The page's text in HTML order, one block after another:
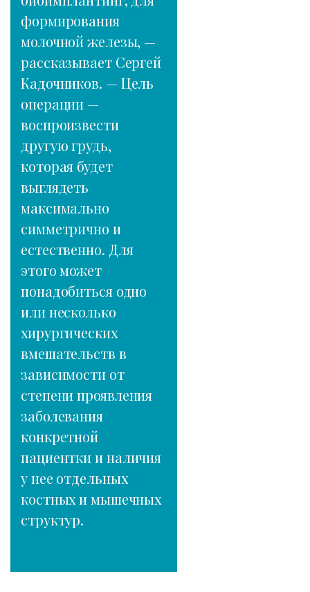
формирования
молочной железы, —
рассказывает Сергей
Кадочников. — Цель
операции —
воспроизвести
другую грудь,
которая будет
выглядеть
максимально
симметрично и
естественно. Для
этого может
понадобиться одно
или несколько
хирургических
вмешательств в
зависимости от
степени проявления
заболевания
конкретной
пациентки и наличия
у нее отдельных
костных и мышечных
структур.